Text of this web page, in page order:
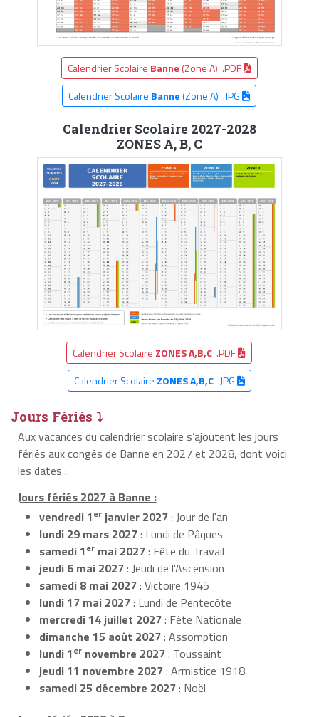
Calendrier Scolaire Banne (Zone A) .PDF
Calendrier Scolaire Banne(Zone A) .JPG
Calendrier Scolaire 2027-2028
ZONES A, B, C
Calendrier Scolaire ZONES A,B,C .PDF
Calendrier Scolaire ZONES A,B,C.JPG
Jours Fériés ⤵
Aux vacances du calendrier scolaire s’ajoutent les jours
fériés aux congés de Banne en 2027 et 2028, dont voici
les dates :
Jours fériés 2027 à Banne :
vendredi 1er janvier 2027: Jour de l'an
lundi 29 mars 2027: Lundi de Pâques
samedi 1er mai 2027: Fête du Travail
jeudi 6 mai 2027: Jeudi de l'Ascension
samedi 8 mai 2027: Victoire 1945
lundi 17 mai 2027: Lundi de Pentecôte
mercredi 14 juillet 2027: Fête Nationale
dimanche 15 août 2027: Assomption
lundi 1er novembre 2027: Toussaint
jeudi 11 novembre 2027: Armistice 1918
samedi 25 décembre 2027: Noël